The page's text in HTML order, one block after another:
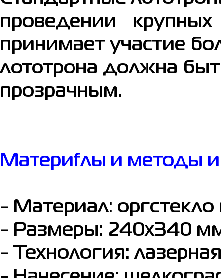
проведении
принимает участие
лототрона должна
прозрачным.
Материfлы и методы
- Материал: оргстекло
- Размеры: 240х340
- Технология: